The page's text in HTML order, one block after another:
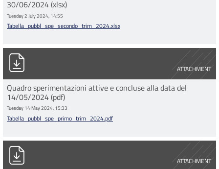
30/06/2024 (xlsx)
Tuesday 2 July 2024, 14:55
Tabella_pubbl_spe_secondo_trim_2024.xlsx
ATTACHMENT
Tabella_pubbl_spe_primo_trim_2024.pdf
Quadro sperimentazioni attive e concluse alla data del
14/05/2024 (pdf)
Tuesday 14 May 2024, 15:33
Tabella_pubbl_spe_primo_trim_2024.pdf
ATTACHMENT
Tabella_pubbl_spe_primo_trim_2024.xlsx